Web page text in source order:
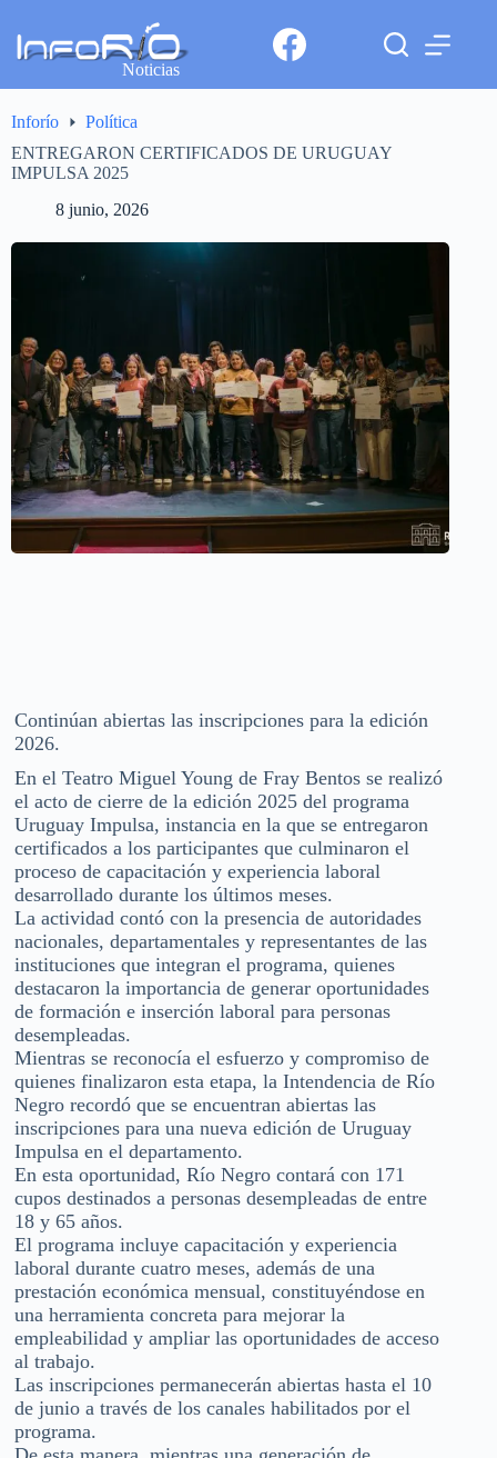
Noticias
Inforío
Política
ENTREGARON CERTIFICADOS DE URUGUAY
IMPULSA 2025
8 junio, 2026
Continúan abiertas las inscripciones para la edición
2026.
En el Teatro Miguel Young de Fray Bentos se realizó
el acto de cierre de la edición 2025 del programa
Uruguay Impulsa, instancia en la que se entregaron
certificados a los participantes que culminaron el
proceso de capacitación y experiencia laboral
desarrollado durante los últimos meses.
La actividad contó con la presencia de autoridades
nacionales, departamentales y representantes de las
instituciones que integran el programa, quienes
destacaron la importancia de generar oportunidades
de formación e inserción laboral para personas
desempleadas.
Mientras se reconocía el esfuerzo y compromiso de
quienes finalizaron esta etapa, la Intendencia de Río
Negro recordó que se encuentran abiertas las
inscripciones para una nueva edición de Uruguay
Impulsa en el departamento.
En esta oportunidad, Río Negro contará con 171
cupos destinados a personas desempleadas de entre
18 y 65 años.
El programa incluye capacitación y experiencia
laboral durante cuatro meses, además de una
prestación económica mensual, constituyéndose en
una herramienta concreta para mejorar la
empleabilidad y ampliar las oportunidades de acceso
al trabajo.
Las inscripciones permanecerán abiertas hasta el 10
de junio a través de los canales habilitados por el
programa.